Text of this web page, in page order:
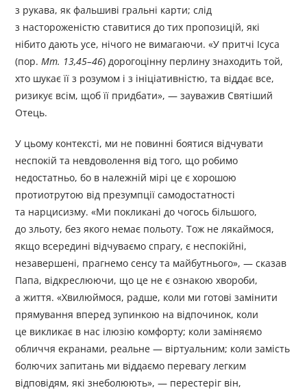
з рукава, як фальшиві гральні карти; слід
з настороженістю ставитися до тих пропозицій, які
нібито дають усе, нічого не вимагаючи. «У притчі Ісуса
(пор.Мт. 13,45–46) дорогоцінну перлину знаходить той,
хто шукає її з розумом і з ініціативністю, та віддає все,
ризикує всім, щоб її придбати», — зауважив Святіший
Отець.
У цьому контексті, ми не повинні боятися відчувати
неспокій та невдоволення від того, що робимо
недостатньо, бо в належній мірі це є хорошою
протиотрутою від презумпції самодостатності
та нарцисизму. «Ми покликані до чогось більшого,
до зльоту, без якого немає польоту. Тож не лякаймося,
якщо всередині відчуваємо спрагу, є неспокійні,
незавершені, прагнемо сенсу та майбутнього», — сказав
Папа, відкреслюючи, що це не є ознакою хвороби,
а життя. «Хвилюймося, радше, коли ми готові замінити
прямування вперед зупинкою на відпочинок, коли
це викликає в нас ілюзію комфорту; коли заміняємо
обличчя екранами, реальне — віртуальним; коли замість
болючих запитань ми віддаємо перевагу легким
відповідям, які знеболюють», — перестеріг він,